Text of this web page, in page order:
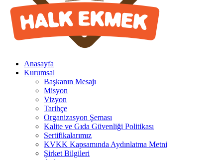
Anasayfa
Kurumsal
Başkanın Mesajı
Misyon
Vizyon
Tarihçe
Organizasyon Şeması
Kalite ve Gıda Güvenliği Politikası
Sertifikalarımız
KVKK Kapsamında Aydınlatma Metni
Şirket Bilgileri